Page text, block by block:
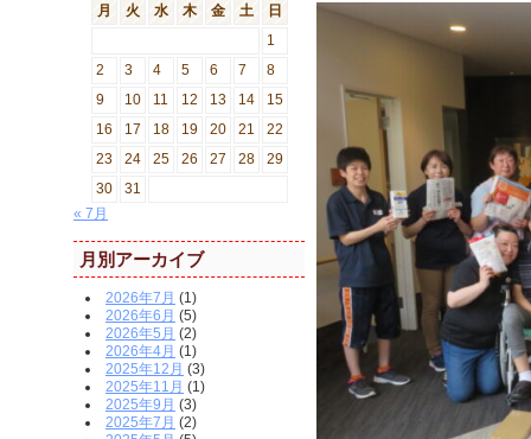
月
火 水 木 金 土
日
1
2
3 4 5 6 7
8
9
10 11 12 13 14
15
16
17 18 19 20 21
22
23
24 25 26 27 28
29
30
31
« 7月
月別アーカイブ
2026年7月 (1)
2026年6月 (5)
2026年5月 (2)
2026年4月 (1)
2025年12月 (3)
2025年11月 (1)
2025年9月 (3)
2025年7月 (2)